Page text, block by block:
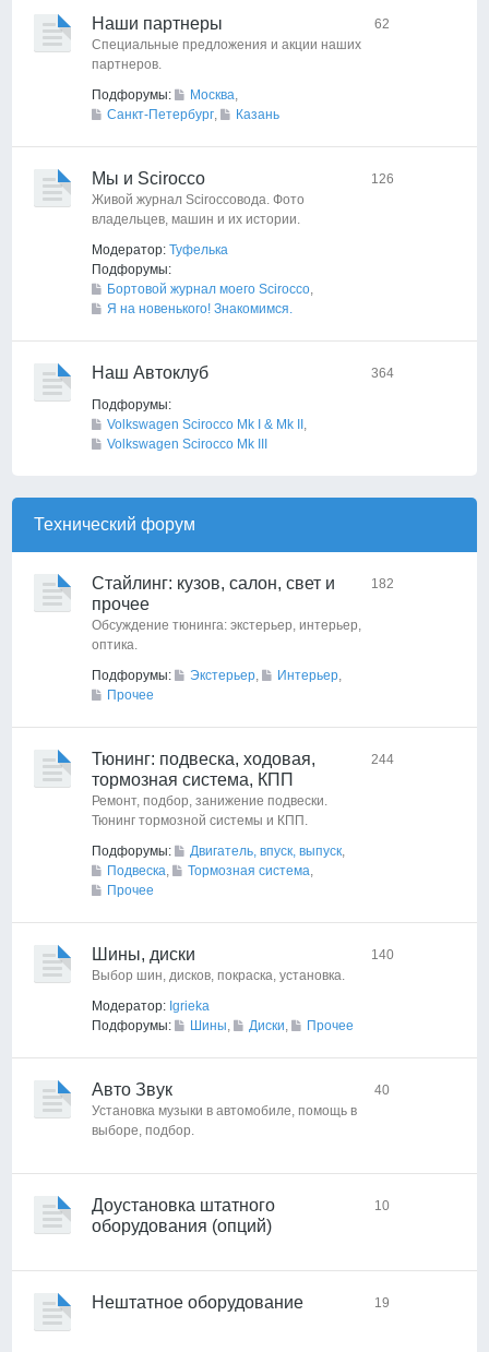
Наши партнеры
Специальные предложения и акции наших
партнеров.
Подфорумы:
Москва,
Санкт-Петербург, Казань
62
Мы и Scirocco
Живой журнал Sciroccoвода. Фото
владельцев, машин и их истории.
Модератор: Туфелька
Подфорумы:
Бортовой журнал моего Scirocco,
Я на новенького! Знакомимся.
126
Наш Автоклуб
Подфорумы:
Volkswagen Scirocco Mk I & Mk II ,
Volkswagen Scirocco Mk III
364
Технический форyм
Стайлинг: кузов, салон, свет и
прочее
Обсуждение тюнинга: экстерьер, интерьер,
оптика.
Подфорумы:
Экстерьер, Интерьер,
Прочее
182
Тюнинг: подвеска, ходовая,
тормозная система, КПП
Ремонт, подбор, занижение подвески.
Тюнинг тормозной системы и КПП.
Подфорумы:
Двигатель, впуск, выпуск,
Подвеска, Тормозная система,
Прочее
244
Шины, диски
Выбор шин, дисков, покраска, установка.
Модератор: Igrieka
Подфорумы:
Шины, Диски, Прочее
140
Авто Звук
Установка музыки в автомобиле, помощь в
выборе, подбор.
40
Доустановка штатного
оборудования (опций)
10
Нештатное оборудование 19